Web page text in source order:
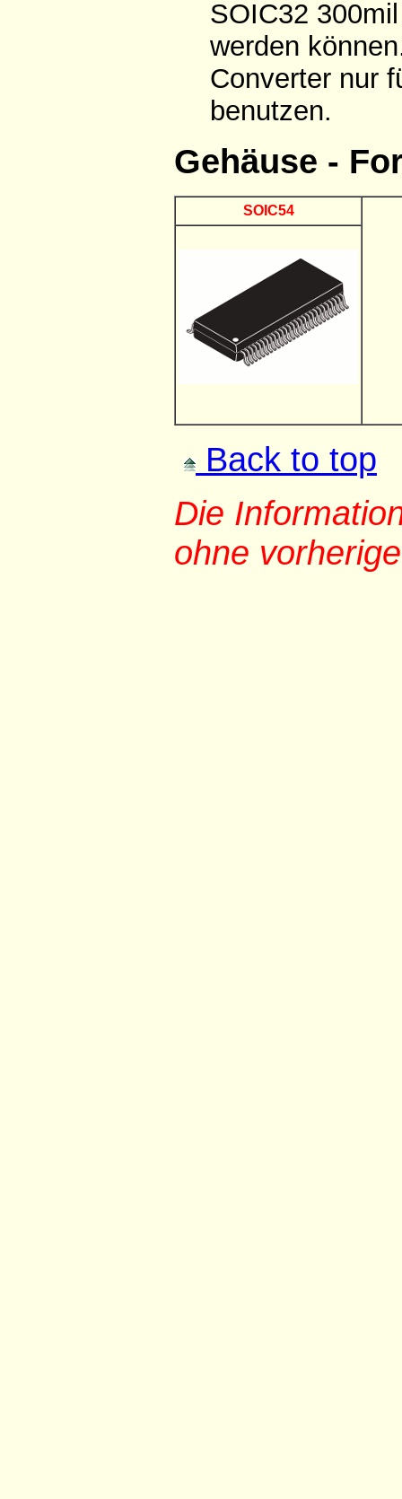
SOIC32
werden
Converter nur
benutzen.
Gehäuse -
SOIC54
Back to top
Die
ohne